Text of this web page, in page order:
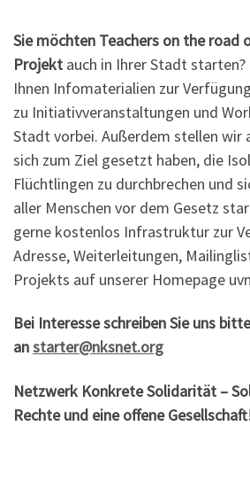
Sie möchten Teachers on the road
Projekt auch in Ihrer Stadt
Ihnen Infomaterialien zur
zu Initiativveranstaltungen und
Stadt vorbei. Außerdem stellen wir
sich zum Ziel gesetzt haben, die
Flüchtlingen zu durchbrechen und
aller Menschen vor dem Gesetz
gerne kostenlos Infrastruktur zur
Adresse, Weiterleitungen,
Projekts auf unserer Homepage
Bei Interesse schreiben Sie uns
anstarter@nksnet.org
Netzwerk Konkrete Solidarität –
Rechte und eine offene